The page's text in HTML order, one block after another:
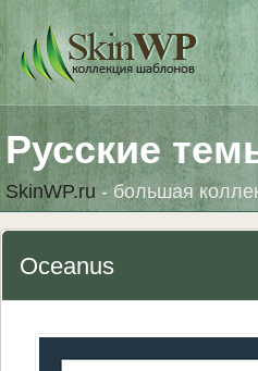
Русские
SkinWP.ru- большая
Oceanus